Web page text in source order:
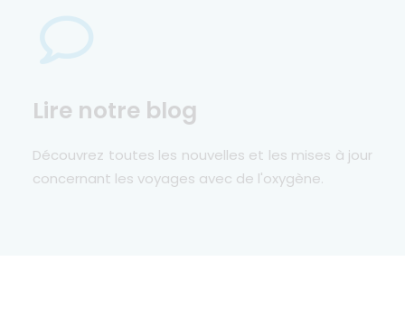
Lire notre blog
Découvrez toutes les nouvelles et les mises à jour
concernant les voyages avec de l'oxygène.